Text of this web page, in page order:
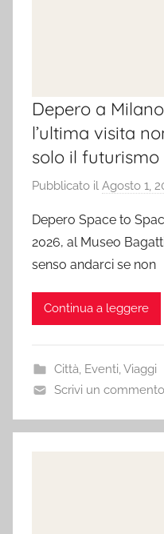
Depero a
l’ultima visita
solo il futurismo
Pubblicato il Agosto 1,
Depero Space to
2026, al Museo
senso andarci se non
Continua a leggere
Città, Eventi,Viaggi
Scrivi un commento